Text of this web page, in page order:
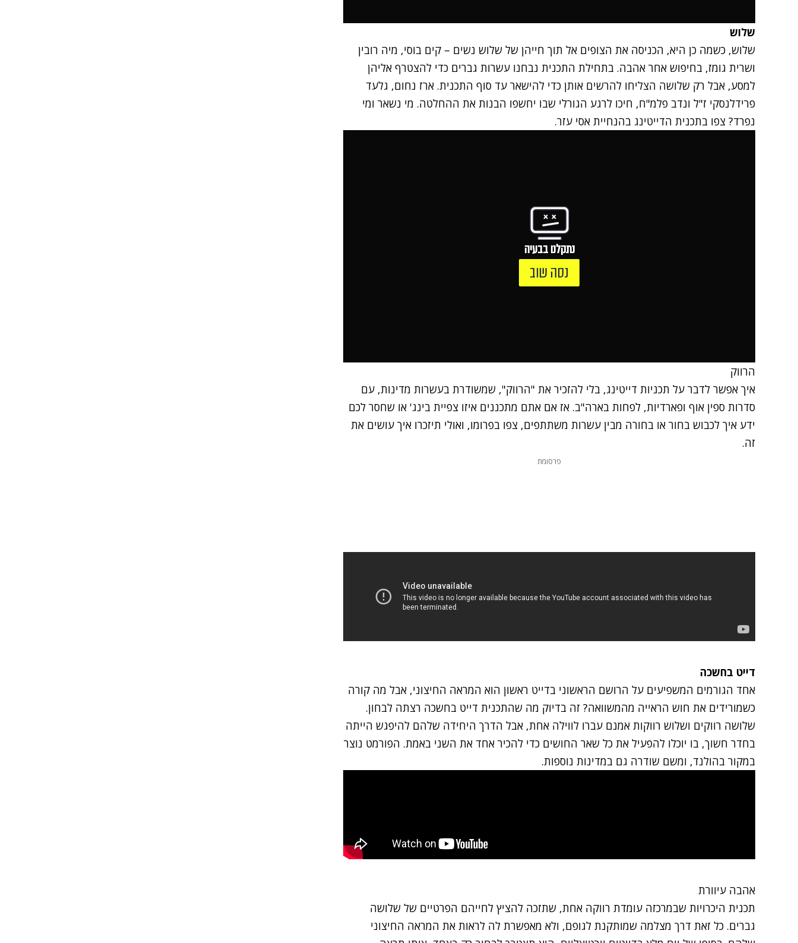
שלוש
שלוש, כשמה כן היא, הכניסה את הצופים אל תוך חייהן של שלוש נשים – קים בוסי, מיה רובין
ושרית גומז, בחיפוש אחר אהבה. בתחילת התכנית נבחנו עשרות גברים כדי להצטרף אליהן
למסע, אבל רק שלושה הצליחו להרשים אותן כדי להישאר עד סוף התכנית. ארז נחום, גלעד
פרידלנסקי ז"ל ונדב פלמ"ח, חיכו לרגע הגורלי שבו יחשפו הבנות את ההחלטה. מי נשאר ומי
נפרד? צפו בתכנית הדייטינג בהנחיית אסי עזר.
נתקלנו בבעיה
נסה שוב
הרווק
איך אפשר לדבר על תכניות דייטינג, בלי להזכיר את "הרווק", שמשודרת בעשרות מדינות, עם
סדרות ספין אוף ופארדיות, לפחות בארה"ב. אז אם אתם מתכננים איזו צפיית בינג' או שחסר לכם
ידע איך לכבוש בחור או בחורה מבין עשרות משתתפים, צפו בפרומו, ואולי תיזכרו איך עושים את
זה.
פרסומת
דייט בחשכה
אחד הגורמים המשפיעים על הרושם הראשוני בדייט ראשון הוא המראה החיצוני, אבל מה קורה
כשמורידים את חוש הראייה מהמשוואה? זה בדיוק מה שהתכנית דייט בחשכה רצתה לבחון.
שלושה רווקים ושלוש רווקות אמנם עברו לווילה אחת, אבל הדרך היחידה שלהם להיפגש הייתה
בחדר חשוך, בו יוכלו להפעיל את כל שאר החושים כדי להכיר אחד את השני באמת. הפורמט נוצר
במקור בהולנד, ומשם שודרה גם במדינות נוספות.
אהבה עיוורת
תכנית היכרויות שבמרכזה עומדת רווקה אחת, שתזכה להציץ לחייהם הפרטיים של שלושה
גברים. כל זאת דרך מצלמה שמותקנת לגופם, ולא מאפשרת לה לראות את המראה החיצוני